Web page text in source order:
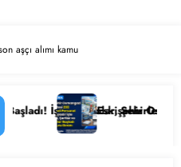
aşçı alımı kamu
Kadrolar, Şehirler ve Başvuru
Eskişehir Osmangazi